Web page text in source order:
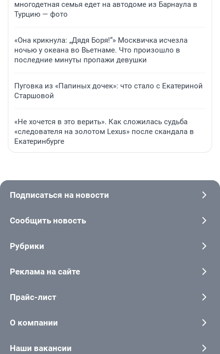
многодетная семья едет на автодоме из Барнаула в
Турцию — фото
«Она крикнула: „Дядя Боря!“» Москвичка исчезла
ночью у океана во Вьетнаме. Что произошло в
последние минуты пропажи девушки
Пуговка из «Папиных дочек»: что стало с Екатериной
Старшовой
«Не хочется в это верить». Как сложилась судьба
«следователя на золотом Lexus» после скандала в
Екатеринбурге
Подписаться на новости
Сообщить новость
Рубрики
Реклама на сайте
Прайс-лист
О компании
Наши вакансии